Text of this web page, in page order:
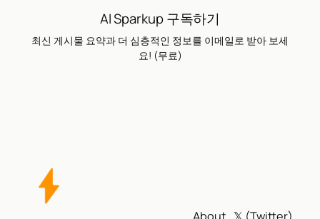
AI Sparkup 구독하기
최신 게시물 요약과 더 심층적인 정보를 이메일로 받아 보세
요! (무료)